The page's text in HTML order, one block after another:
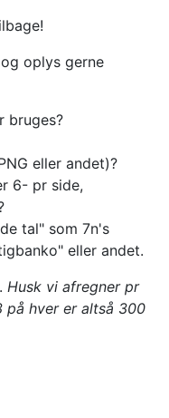
og oplys gerne
bruges?
eller andet)?
6- pr side,
tal" som 7n's
eller andet.
Husk vi afregner pr
på hver er altså 300